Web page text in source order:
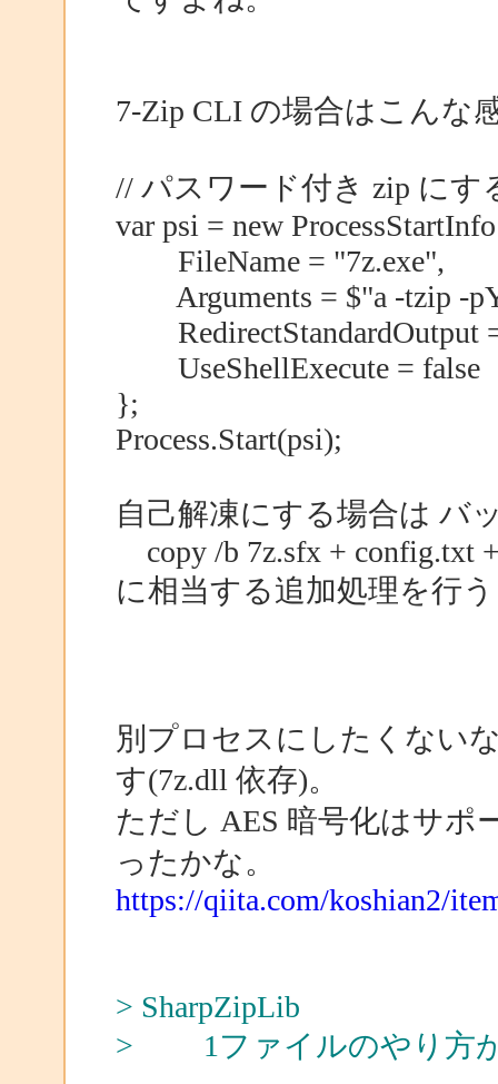
7-Zip CLI の場合はこんな
// パスワード付き zip にす
var psi = new
FileName = "7z.exe",
Arguments = $"a -tzip -
RedirectStandardOutput
UseShellExecute = false
};
Process.Start(psi);
自己解凍にする場合は バ
copy /b 7z.sfx + config.txt
に相当する追加処理を行
別プロセスにしたくない
す(7z.dll 依存)。
ただし AES 暗号化はサポ
ったかな。
https://qiita.com/koshian2/
> SharpZipLib
> 1ファイルのやり方